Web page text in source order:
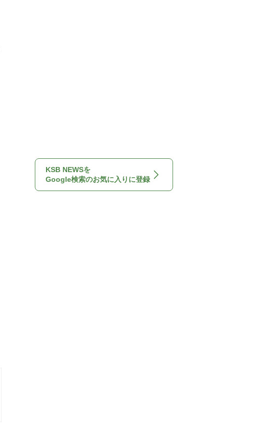
KSB NEWSを
Google検索のお気に入りに登録